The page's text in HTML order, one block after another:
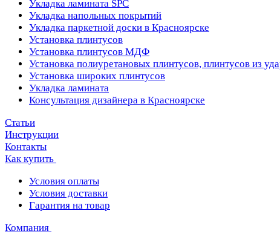
Укладка ламината SPC
Укладка напольных покрытий
Укладка паркетной доски в Красноярске
Установка плинтусов
Установка плинтусов МДФ
Установка полиуретановых плинтусов, плинтусов из
Установка широких плинтусов
Укладка ламината
Консультация дизайнера в Красноярске
Статьи
Инструкции
Контакты
Как купить
Условия оплаты
Условия доставки
Гарантия на товар
Компания